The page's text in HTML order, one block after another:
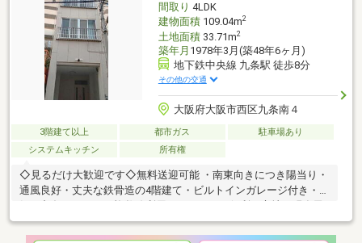
間取り 4LDK
建物面積109.04m2
土地面積33.71m2
築年月 1978年3月(築48年6ヶ月)
地下鉄中央線 九条駅 徒歩8分
その他の交通
大阪府大阪市西区九条南４
3階建て以上 都市ガス
駐車場あり
システムキッチン
所有権
◇見るだけ大歓迎です◇無料送迎可能 ・南東向きにつき陽当り・
通風良好・丈夫な鉄骨造の4階建て・ビルトインガレージ付き・人
泊運営中・住環境良好・周辺環境充実◇レスポンスは迅速に◇交
渉は全力です◇‐多忙なお客様の「面倒だな」をフルサポート致し